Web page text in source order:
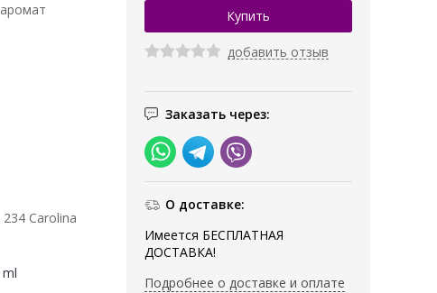
добавить отзыв
Заказать через:
О доставке:
Имеется БЕСПЛАТНАЯ
ДОСТАВКА!
Подробнее о доставке и оплате
Carolina